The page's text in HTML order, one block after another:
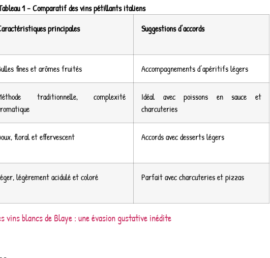
1 – Comparatif des vins pétillants italiens
principales Suggestions d’accords
fines et arômes fruités Accompagnements d’apéritifs légers
traditionnelle, complexité
Idéal avec poissons en sauce et
charcuteries
floral et effervescent Accords avec desserts légers
légèrement acidulé et coloré Parfait avec charcuteries et pizzas
vins blancs de Blaye : une évasion gustative inédite